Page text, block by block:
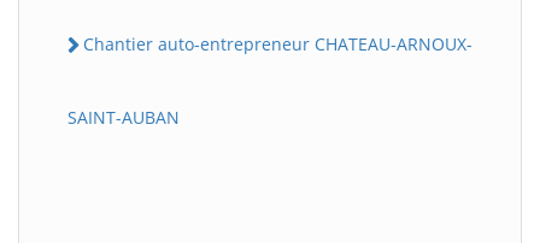
Chantier auto-entrepreneur CHATEAU-ARNOUX-
SAINT-AUBAN